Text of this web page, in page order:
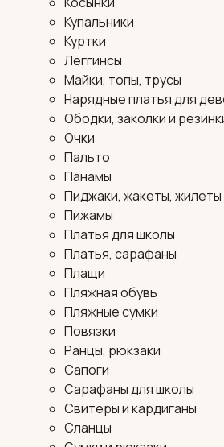
Купальники
Куртки
Леггинсы
Майки, топы, трусы
Нарядные платья для
Ободки, заколки и
Очки
Пальто
Панамы
Пиджаки, жакеты, жилеты
Пижамы
Платья для школы
Платья, сарафаны
Плащи
Пляжная обувь
Пляжные сумки
Повязки
Ранцы, рюкзаки
Сапоги
Сарафаны для школы
Свитеры и кардиганы
Сланцы